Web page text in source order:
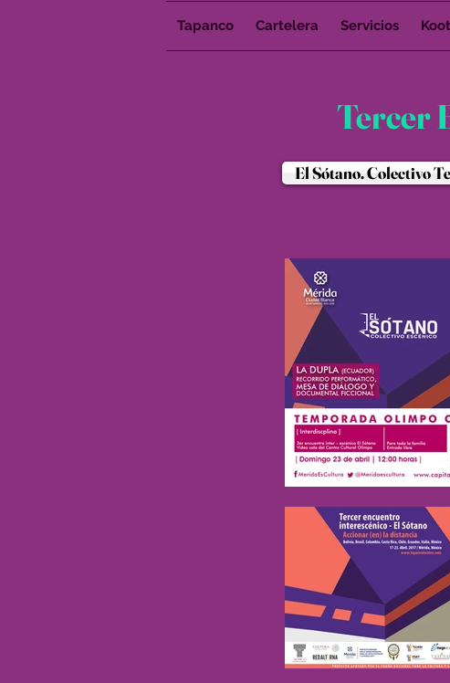
Tapanco Cartelera Servicios
Tercer
El Sótano. Colectivo